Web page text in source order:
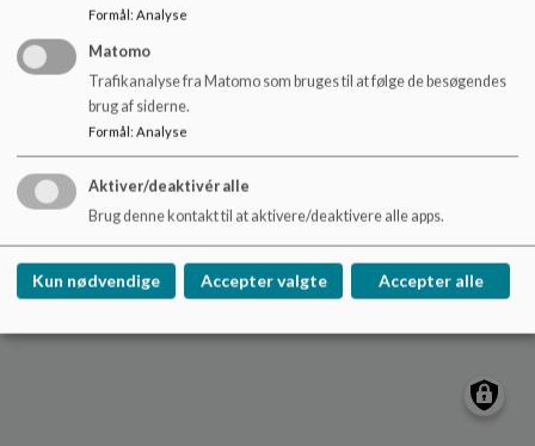
Formål: Analyse
Matomo
Trafikanalyse fra Matomo som bruges til at følge de besøgendes
brug af siderne.
Formål: Analyse
Aktiver/deaktivér alle
Brug denne kontakt til at aktivere/deaktivere alle apps.
Kun nødvendige Accepter valgte Accepter alle